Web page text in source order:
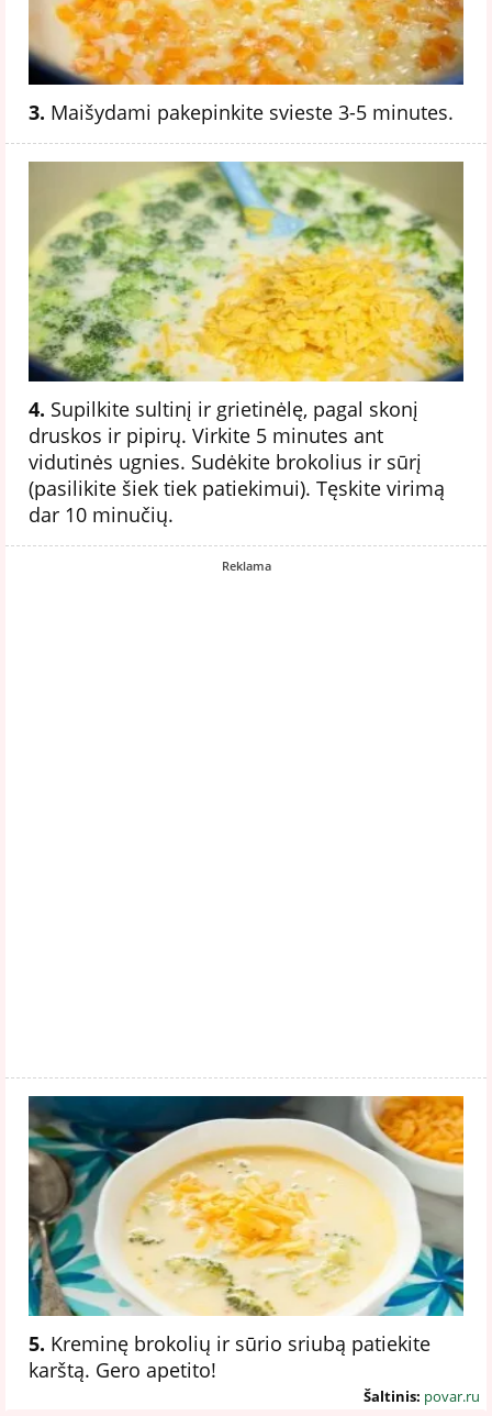
3. Maišydami pakepinkite svieste 3-5 minutes.
4. Supilkite sultinį ir grietinėlę, pagal skonį
druskos ir pipirų. Virkite 5 minutes ant
vidutinės ugnies. Sudėkite brokolius ir sūrį
(pasilikite šiek tiek patiekimui). Tęskite virimą
dar 10 minučių.
Reklama
5. Kreminę brokolių ir sūrio sriubą patiekite
karštą. Gero apetito!
Šaltinis: povar.ru